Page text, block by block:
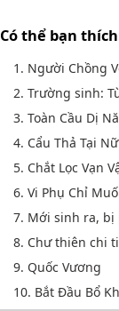
Có thể bạn
1. Người Chồng
2. Trường sinh:
3. Toàn Cầu Dị
4. Cẩu Thả Tại
5. Chắt Lọc Vạn
6. Vi Phụ Chỉ
7. Mới sinh ra,
8. Chư thiên chi
9. Quốc Vương
10. Bắt Đầu Bổ